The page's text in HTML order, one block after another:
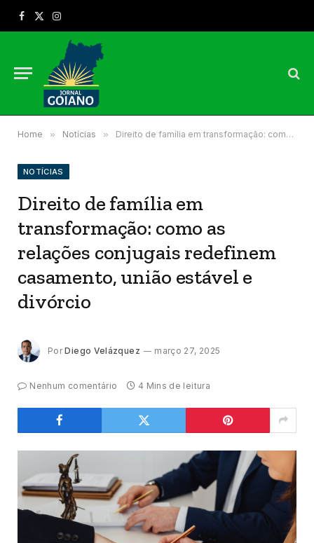
Facebook
X
Instagram
Home » Notícias » Direito de família em transformação: como as relações conjugais redefinem casamento, união estável e divórcio
NOTÍCIAS
Direito de família em
transformação: como as
relações conjugais redefinem
casamento, união estável e
divórcio
Por Diego Velázquez março 27, 2025
Nenhum comentário 4 Mins de leitura